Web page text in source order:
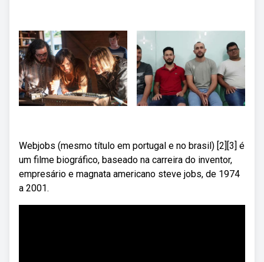
Webjobs (mesmo título em portugal e no brasil) [2][3] é
um filme biográfico, baseado na carreira do inventor,
empresário e magnata americano steve jobs, de 1974
a 2001.